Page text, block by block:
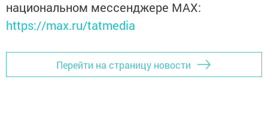
национальном мессенджере MАХ:
https://max.ru/tatmedia
Перейти на страницу новости